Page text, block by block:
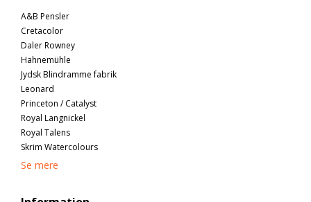
A&B Pensler
Cretacolor
Daler Rowney
Hahnemühle
Jydsk Blindramme fabrik
Leonard
Princeton / Catalyst
Royal Langnickel
Royal Talens
Skrim Watercolours
Se mere